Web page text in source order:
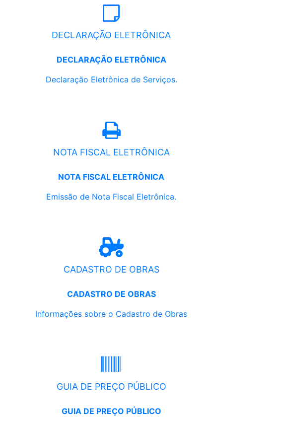
DECLARAÇÃO ELETRÔNICA
DECLARAÇÃO ELETRÔNICA
Declaração Eletrônica de Serviços.
NOTA FISCAL ELETRÔNICA
NOTA FISCAL ELETRÔNICA
Emissão de Nota Fiscal Eletrônica.
CADASTRO DE OBRAS
CADASTRO DE OBRAS
Informações sobre o Cadastro de Obras
GUIA DE PREÇO PÚBLICO
GUIA DE PREÇO PÚBLICO